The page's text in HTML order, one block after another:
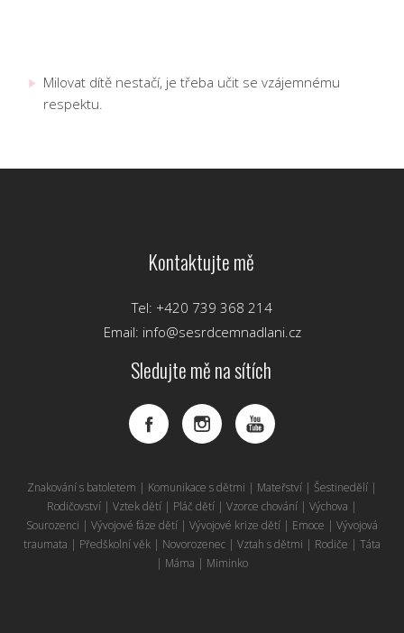
Milovat dítě nestačí, je třeba učit se vzájemnému
respektu.
Kontaktujte mě
Tel: +420 739 368 214
Email: info@sesrdcemnadlani.cz
Sledujte mě na sítích
Znakování s batoletem | Komunikace s dětmi | Mateřství | Šestinedělí |
Rodičovství | Vztek dětí | Pláč dětí | Vzorce chování | Výchova |
Sourozenci | Vývojové fáze dětí | Vývojové krize dětí | Emoce | Vývojová
traumata | Předškolní věk | Novorozenec | Vztah s dětmi | Rodiče | Táta
| Máma | Miminko